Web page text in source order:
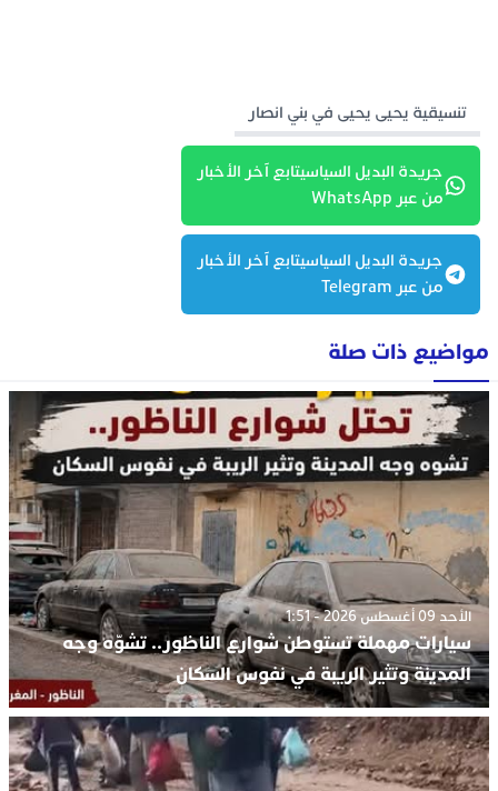
تنسيقية يحيى يحيى في بني انصار
جريدة البديل السياسيتابع آخر الأخبار
من عبر WhatsApp
جريدة البديل السياسيتابع آخر الأخبار
من عبر Telegram
مواضيع ذات صلة
الأحد 09 أغسطس 2026 - 1:51
سيارات مهملة تستوطن شوارع الناظور.. تشوّه وجه
المدينة وتثير الريبة في نفوس السكان